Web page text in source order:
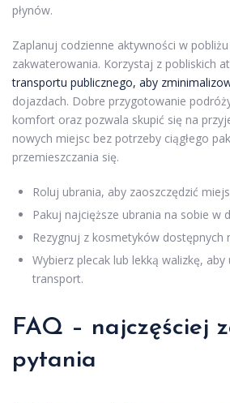
płynów.
Zaplanuj codzienne aktywności w
zakwaterowania. Korzystaj z pobliskich
transportu publicznego, aby
dojazdach. Dobre przygotowanie
komfort oraz pozwala skupić się na
nowych miejsc bez potrzeby ciągłego
przemieszczania się.
Roluj ubrania, aby zaoszczędzić
Pakuj najcięższe ubrania na sobie w
Rezygnuj z kosmetyków dostępnych
Wybierz plecak lub lekką walizkę, aby
transport.
FAQ – najczęściej
pytania